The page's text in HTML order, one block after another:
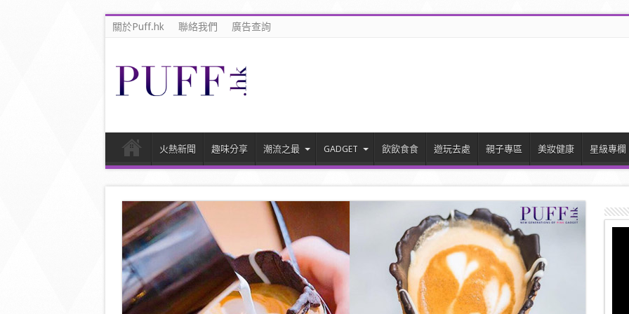
關於Puff.hk 聯絡我們 廣告查詢
火熱新聞 趣味分享 潮流之最 GADGET 飲飲食食 遊玩去處 親子專區 美妝健康 星級專欄